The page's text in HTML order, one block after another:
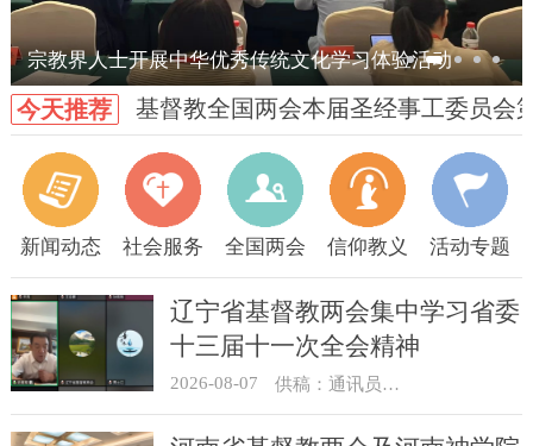
宗教界人士开展中华优秀传统文化学习体验活动
今天推荐 基督教全国两会本届圣经事工委员会
新闻动态 社会服务 全国两会 信仰教义 活动专题
辽宁省基督教两会集中学习省委
十三届十一次全会精神
2026-08-07 供稿：通讯员 顾利民